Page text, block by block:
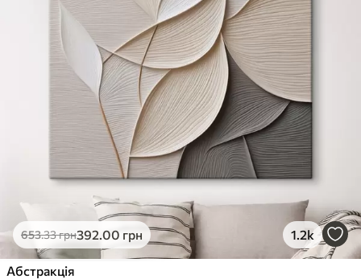
653.33грн392.00 грн 1.2k
Абстракція